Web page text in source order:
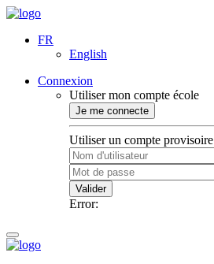
FR
English
Connexion
Utiliser mon compte école
Je me connecte
Utiliser un compte provisoire
Valider
Error: